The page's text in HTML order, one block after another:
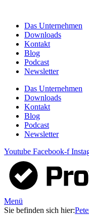
springenDas Unternehmen
Downloads
Kontakt
Blog
Podcast
Newsletter
Das Unternehmen
Downloads
Kontakt
Blog
Podcast
Newsletter
Youtube Facebook-f
Menü
Sie befinden sich hier: